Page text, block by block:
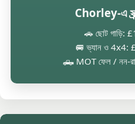
Chorley-এ
🚗 ছোট গাড়ি:
🚐 ভ্যান ও
🛻 MOT ফেল / নন-